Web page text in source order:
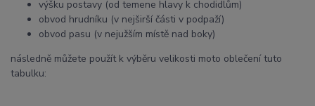
výšku postavy (od temene hlavy k chodidlům)
obvod hrudníku (v nejširší části v podpaží)
obvod pasu (v nejužším místě nad boky)
následně můžete použít k výběru velikosti moto oblečení tuto
tabulku: